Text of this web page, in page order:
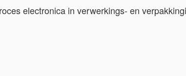
electronica in verwerkings- en